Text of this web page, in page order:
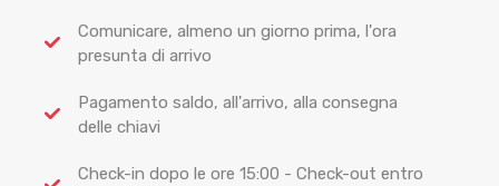
Comunicare, almeno un giorno prima, l'ora
presunta di arrivo
Pagamento saldo, all'arrivo, alla consegna
delle chiavi
Check-in dopo le ore 15:00 - Check-out entro